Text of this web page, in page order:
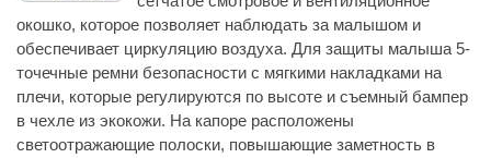
окошко, которое позволяет наблюдать за малышом и
обеспечивает циркуляцию воздуха. Для защиты малыша 5-
точечные ремни безопасности с мягкими накладками на
плечи, которые регулируются по высоте и съемный бампер
в чехле из экокожи. На капоре расположены
светоотражающие полоски, повышающие заметность в